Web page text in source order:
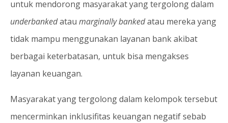
untuk mendorong masyarakat yang tergolong dalam
underbankedatau marginally bankedatau mereka yang
tidak mampu menggunakan layanan bank akibat
berbagai keterbatasan, untuk bisa mengakses
layanan keuangan.
Masyarakat yang tergolong dalam kelompok tersebut
mencerminkan inklusifitas keuangan negatif sebab